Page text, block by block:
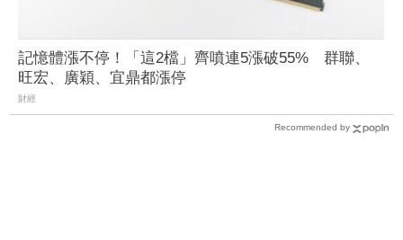
記憶體漲不停！「這2檔」齊噴連5漲破55% 群聯、
旺宏、廣穎、宜鼎都漲停
財經
Recommended by